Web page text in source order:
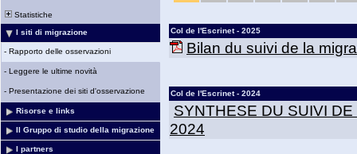
Statistiche
I siti di migrazione
- Rapporto delle osservazioni
- Leggere le ultime novità
- Presentazione dei siti d'osservazione
Risorse e links
Il Gruppo di studio della migrazione
I partners
Col de l'Escrinet - 2025
Bilan du suivi de la
Col de l'Escrinet - 2024
SYNTHESE DU SUIVI
2024